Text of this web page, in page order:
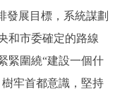
發展目標，系統謀劃
和市委確定的路線
緊圍繞“建設一個什
牢首都意識，堅持